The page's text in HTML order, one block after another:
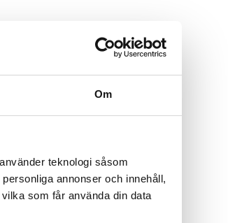
Om
teknologi såsom
annonser och innehåll,
som får använda din data